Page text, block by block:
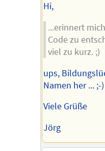
Hi,
...erinnert
Code zu
viel zu kurz. ;)
ups,
Namen her ... ;-)
Viele Grüße
Jörg